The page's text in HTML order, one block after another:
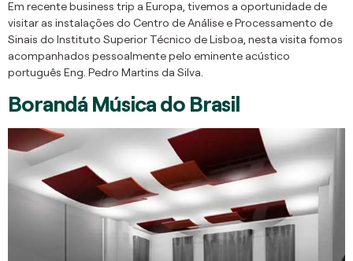
Em recente business trip a Europa, tivemos a oportunidade de
visitar as instalações do Centro de Análise e Processamento de
Sinais do Instituto Superior Técnico de Lisboa, nesta visita fomos
acompanhados pessoalmente pelo eminente acústico
português Eng. Pedro Martins da Silva.
Borandá Música do Brasil